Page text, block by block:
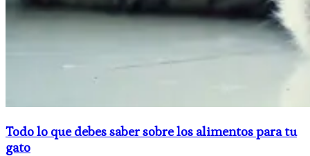
Todo lo que debes saber sobre los alimentos para tu
gato